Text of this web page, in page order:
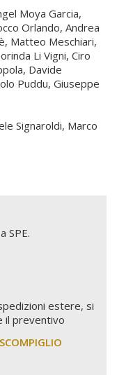
Moya Garcia,
Orlando, Andrea
Matteo Meschiari,
Li Vigni, Ciro
Davide
Puddu, Giuseppe
Signaroldi, Marco
SPE.
estere, si
il preventivo